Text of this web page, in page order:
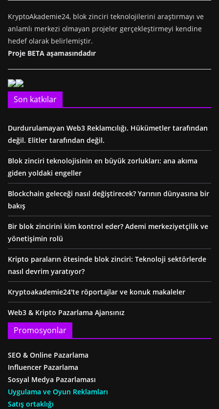
KryptoAkademie24, blok zinciri teknolojilerini araştırmayı ve
anlamlı merkezi olmayan projeler gerçekleştirmeyi kendine
hedef olarak belirlemiştir.
Proje BETA aşamasındadır
Son katkılar
Durdurulamayan Web3 Reklamcılığı. Hükümetler tarafından
değil. Elitler tarafından değil.
Blok zinciri teknolojisinin en büyük zorlukları: ana akıma
giden yoldaki engeller
Blockchain geleceği nasıl değiştirecek? Yarının dünyasına bir
bakış
Bir blok zincirini kim kontrol eder? Ademi merkeziyetçilik ve
yönetişimin rolü
Kripto paraların ötesinde blok zinciri: Teknoloji sektörlerde
nasıl devrim yaratıyor?
Kryptoakademie24'te röportajlar ve konuk makaleler
Web3 & Kripto Pazarlama Ajansınız
Promosyonlar
SEO & Online Pazarlama
Influencer Pazarlama
Sosyal Medya Pazarlaması
Uygulama ve Oyun Reklamları
Satış ortaklığı